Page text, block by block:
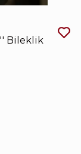
Bileklik